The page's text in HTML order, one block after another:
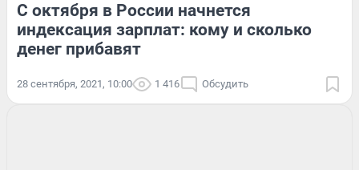
С октября в России начнется
индексация зарплат: кому и сколько
денег прибавят
28 сентября, 2021, 10:00 1 416 Обсудить